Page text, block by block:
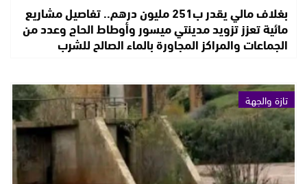
بغلاف مالي يقدر ب251 مليون درهم.. تفاصيل مشاريع
مائية تعزز تزويد مدينتي ميسور وأوطاط الحاج وعدد من
الجماعات والمراكز المجاورة بالماء الصالح للشرب
تازة والجهة